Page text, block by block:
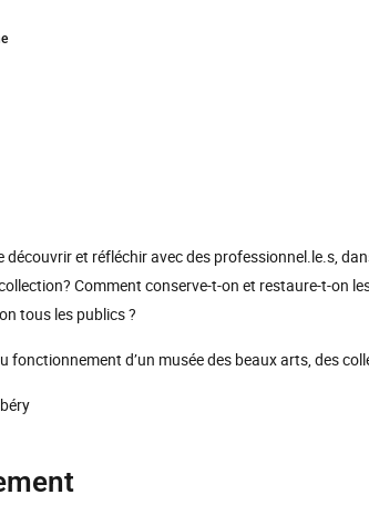
et réfléchir avec des professionnel.le.s,
Comment conserve-t-on et restaure-t-on
tous les publics ?
fonctionnement d’un musée des beaux arts, des